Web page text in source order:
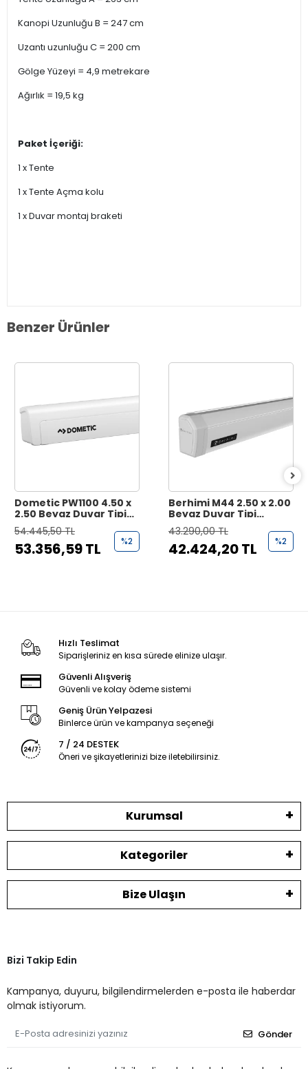
Kanopi Uzunluğu B = 247 cm
Uzantı uzunluğu C = 200 cm
Gölge Yüzeyi = 4,9 metrekare
Ağırlık = 19,5 kg
Paket İçeriği:
1 x Tente
1 x Tente Açma kolu
1 x Duvar montaj braketi
Benzer Ürünler
Dometic PW1100 4.50 x
2.50 Beyaz Duvar Tipi
Karavan Tentesi
54.445,50 TL
53.356,59 TL %2
Berhimi M44 2.50 x 2.00
Beyaz Duvar Tipi
Karavan Tentesi
43.290,00 TL
42.424,20 TL %2
Hızlı Teslimat
Siparişleriniz en kısa sürede elinize ulaşır.
Güvenli Alışveriş
Güvenli ve kolay ödeme sistemi
Geniş Ürün Yelpazesi
Binlerce ürün ve kampanya seçeneği
7 / 24 DESTEK
Öneri ve şikayetlerinizi bize iletebilirsiniz.
Kurumsal
Kategoriler
Bize Ulaşın
Bizi Takip Edin
Kampanya, duyuru, bilgilendirmelerden e-posta ile haberdar
olmak istiyorum.
Gönder